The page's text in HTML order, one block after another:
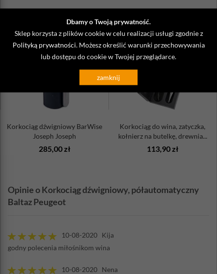
Dbamy o Twoją prywatność.
Sklep korzysta z plików cookie w celu realizacji usługi zgodnie z
Polityką prywatności. Możesz określić warunki przechowywania
lub dostępu do cookie w Twojej przeglądarce.
zamknij
ZOBACZ TAKŻE
Korkociąg dźwigniowy BarWise
Joseph Joseph
285,00 zł
Korkociąg do wina, zatyczka,
kołnierz na butelkę, drewnia...
113,90 zł
Opinie o Korkociąg dźwigniowy, półautomatyczny
Baltaz Peugeot
10-08-2020 Kija
godny polecenia miłośnikom wina
10-08-2020 Nena